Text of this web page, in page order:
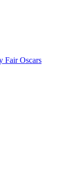
Fair Oscars